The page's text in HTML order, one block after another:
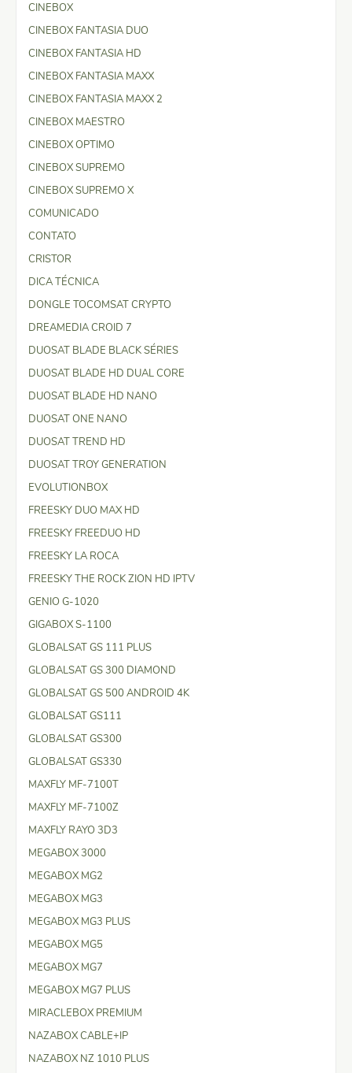
CINEBOX
CINEBOX FANTASIA DUO
CINEBOX FANTASIA HD
CINEBOX FANTASIA MAXX
CINEBOX FANTASIA MAXX 2
CINEBOX MAESTRO
CINEBOX OPTIMO
CINEBOX SUPREMO
CINEBOX SUPREMO X
COMUNICADO
CONTATO
CRISTOR
DICA TÉCNICA
DONGLE TOCOMSAT CRYPTO
DREAMEDIA CROID 7
DUOSAT BLADE BLACK SÉRIES
DUOSAT BLADE HD DUAL CORE
DUOSAT BLADE HD NANO
DUOSAT ONE NANO
DUOSAT TREND HD
DUOSAT TROY GENERATION
EVOLUTIONBOX
FREESKY DUO MAX HD
FREESKY FREEDUO HD
FREESKY LA ROCA
FREESKY THE ROCK ZION HD IPTV
GENIO G-1020
GIGABOX S-1100
GLOBALSAT GS 111 PLUS
GLOBALSAT GS 300 DIAMOND
GLOBALSAT GS 500 ANDROID 4K
GLOBALSAT GS111
GLOBALSAT GS300
GLOBALSAT GS330
MAXFLY MF-7100T
MAXFLY MF-7100Z
MAXFLY RAYO 3D3
MEGABOX 3000
MEGABOX MG2
MEGABOX MG3
MEGABOX MG3 PLUS
MEGABOX MG5
MEGABOX MG7
MEGABOX MG7 PLUS
MIRACLEBOX PREMIUM
NAZABOX CABLE+IP
NAZABOX NZ 1010 PLUS